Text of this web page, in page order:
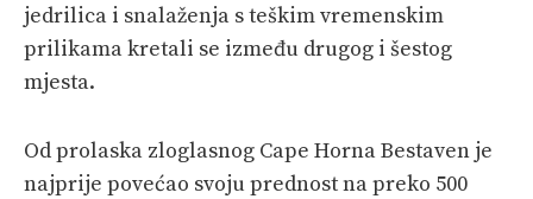
jedrilica i snalaženja s teškim vremenskim
prilikama kretali se između drugog i šestog
mjesta.
Od prolaska zloglasnog Cape Horna Bestaven je
najprije povećao svoju prednost na preko 500